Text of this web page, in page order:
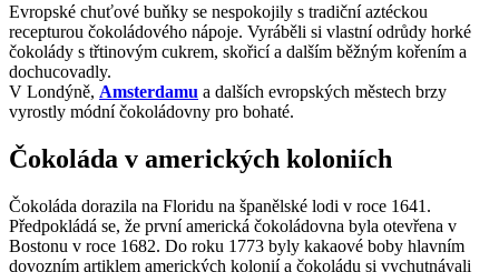
Evropské chuťové buňky se nespokojily s tradiční aztéckou
recepturou čokoládového nápoje. Vyráběli si vlastní odrůdy horké
čokolády s třtinovým cukrem, skořicí a dalším běžným kořením a
dochucovadly.
V Londýně, Amsterdamu a dalších evropských městech brzy
vyrostly módní čokoládovny pro bohaté.
Čokoláda v amerických koloniích
Čokoláda dorazila na Floridu na španělské lodi v roce 1641.
Předpokládá se, že první americká čokoládovna byla otevřena v
Bostonu v roce 1682. Do roku 1773 byly kakaové boby hlavním
dovozním artiklem amerických kolonií a čokoládu si vychutnávali